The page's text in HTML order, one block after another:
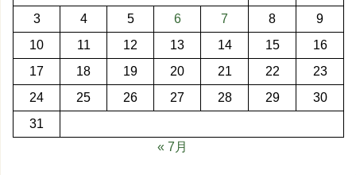
3
4 5 6 7 8
9
10
11 12 13 14 15
16
17
18 19 20 21 22
23
24
25 26 27 28 29
30
31
« 7月